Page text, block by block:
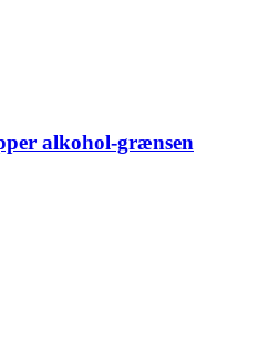
alkohol-grænsen